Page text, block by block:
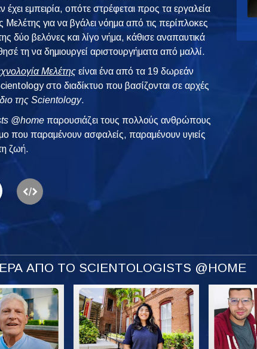
έχει εμπειρία, οπότε στρέφεται προς τα εργαλεία
Μελέτης για να βγάλει νόημα από τις περίπλοκες
δύο βελόνες και λίγο νήμα, κάθισε αναπαυτικά
τη να δημιουργεί αριστουργήματα από μαλλί.
Μελέτης είναι ένα από τα 19 δωρεάν
στο διαδίκτυο που βασίζονται σε αρχές
της Scientology.
@home παρουσιάζει τους πολλούς ανθρώπους
που παραμένουν ασφαλείς, παραμένουν υγιείς
ζωή.
ΑΠΟ ΤΟ SCIENTOLOGISTS @HOME